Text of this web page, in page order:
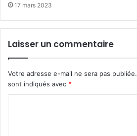
17 mars 2023
Laisser un commentaire
Votre adresse e-mail ne sera pas publiée.
sont indiqués avec *